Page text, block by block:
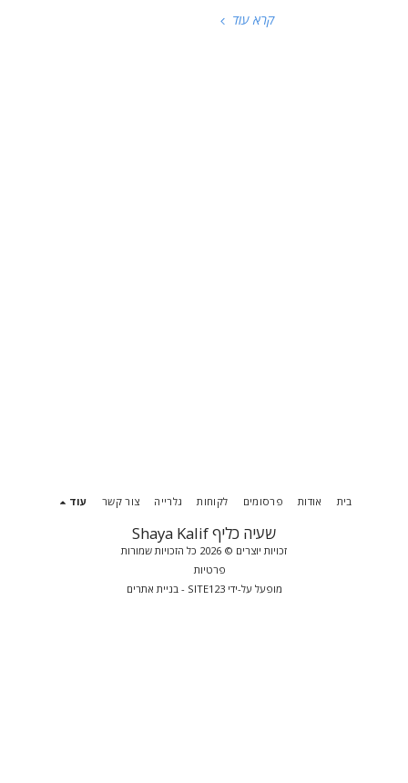
קרא עוד
שעיה כליף Shaya Kalif
זכויות יוצרים © 2026 כל הזכויות שמורות
פרטיות
מופעל על-ידיSITE123
- בניית אתרים
בית אודות פרסומים לקוחות גלרייה צור קשר עוד